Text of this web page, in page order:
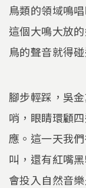
鳥類的領域鳴
這個大鳴大放
鳥的聲音就得碰
腳步輕踩，吳
哨，眼睛環顧
應。這一天我
叫，還有紅嘴
會投入自然音